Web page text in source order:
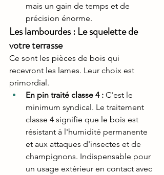
mais un gain de temps et de
précision énorme.
Les lambourdes : Le squelette de
votre terrasse
Ce sont les pièces de bois qui
recevront les lames. Leur choix est
primordial.
En pin traité classe 4 : C'est le
minimum syndical. Le traitement
classe 4 signifie que le bois est
résistant à l'humidité permanente
et aux attaques d'insectes et de
champignons. Indispensable pour
un usage extérieur en contact avec